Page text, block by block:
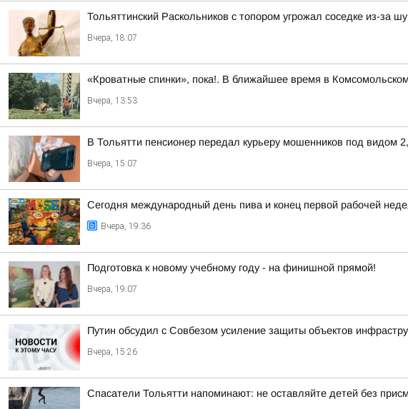
Тольяттинский Раскольников с топором угрожал соседке из-за
Вчера, 18:07
«Кроватные спинки», пока!. В ближайшее время в
Вчера, 13:53
В Тольятти пенсионер передал курьеру мошенников под видом
Вчера, 15:07
Сегодня международный день пива и конец первой рабочей
Вчера, 19:36
Подготовка к новому учебному году - на финишной прямой!
Вчера, 19:07
Путин обсудил с Совбезом усиление защиты объектов
Вчера, 15:26
Спасатели Тольятти напоминают: не оставляйте детей без